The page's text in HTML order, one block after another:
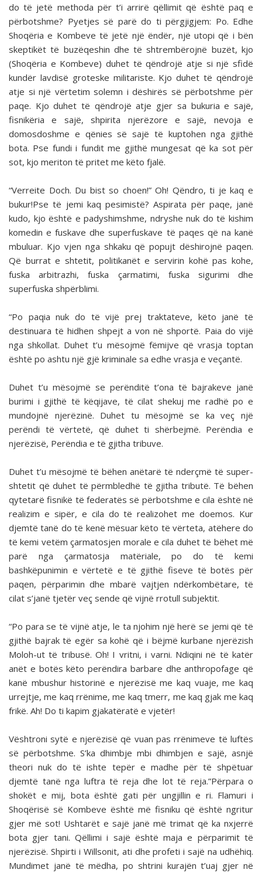
do të jetë methoda për t’i arrirë qëllimit që është paq e
përbotshme? Pyetjes së parë do ti përgjigjem: Po. Edhe
Shoqëria e Kombeve të jetë një ëndër, një utopi që i bën
skeptikët të buzëqeshin dhe të shtrembërojnë buzët, kjo
(Shoqëria e Kombeve) duhet të qëndrojë atje si një sfidë
kundër lavdisë groteske militariste. Kjo duhet të qëndrojë
atje si një vërtetim solemn i dëshirës së përbotshme për
paqe. Kjo duhet të qëndrojë atje gjer sa bukuria e sajë,
fisnikëria e sajë, shpirita njerëzore e sajë, nevoja e
domosdoshme e qënies së sajë të kuptohen nga gjithë
bota. Pse fundi i fundit me gjithë mungesat që ka sot për
sot, kjo meriton të pritet me këto fjalë.
“Verreite Doch. Du bist so choen!” Oh! Qëndro, ti je kaq e
bukur!Pse të jemi kaq pesimistë? Aspirata për paqe, janë
kudo, kjo është e padyshimshme, ndryshe nuk do të kishim
komedin e fuskave dhe superfuskave të paqes që na kanë
mbuluar. Kjo vjen nga shkaku që popujt dëshirojnë paqen.
Që burrat e shtetit, politikanët e servirin kohë pas kohe,
fuska arbitrazhi, fuska çarmatimi, fuska sigurimi dhe
superfuska shpërblimi.
“Po paqia nuk do të vijë prej traktateve, këto janë të
destinuara të hidhen shpejt a von në shportë. Paia do vijë
nga shkollat. Duhet t’u mësojmë fëmijve që vrasja toptan
është po ashtu një gjë kriminale sa edhe vrasja e veçantë.
Duhet t’u mësojmë se perënditë t’ona të bajrakeve janë
burimi i gjithë të këqijave, të cilat shekuj me radhë po e
mundojnë njerëzinë. Duhet tu mësojmë se ka veç një
perëndi të vërtetë, që duhet ti shërbejmë. Perëndia e
njerëzisë, Perëndia e të gjitha tribuve.
Duhet t’u mësojmë të bëhen anëtarë të nderçmë të super-
shtetit që duhet të përmbledhë të gjitha tributë. Të bëhen
qytetarë fisnikë të federatës së përbotshme e cila është në
realizim e sipër, e cila do të realizohet me doemos. Kur
djemtë tanë do të kenë mësuar këto të vërteta, atëhere do
të kemi vetëm çarmatosjen morale e cila duhet të bëhet më
parë nga çarmatosja matëriale, po do të kemi
bashkëpunimin e vërtetë e të gjithë fiseve të botës për
paqen, përparimin dhe mbarë vajtjen ndërkombëtare, të
cilat s’janë tjetër veç sende që vijnë rrotull subjektit.
“Po para se të vijnë atje, le ta njohim një herë se jemi që të
gjithë bajrak të egër sa kohë që i bëjmë kurbane njerëzish
Moloh-ut të tribusë. Oh! I vritni, i varni. Ndiqini në të katër
anët e botës këto perëndira barbare dhe anthropofage që
kanë mbushur historinë e njerëzisë me kaq vuaje, me kaq
urrejtje, me kaq rrënime, me kaq tmerr, me kaq gjak me kaq
frikë. Ah! Do ti kapim gjakatëratë e vjetër!
Vështroni sytë e njerëzisë që vuan pas rrënimeve të luftës
së përbotshme. S’ka dhimbje mbi dhimbjen e sajë, asnjë
theori nuk do të ishte tepër e madhe për të shpëtuar
djemtë tanë nga luftra të reja dhe lot të reja.”Përpara o
shokët e mij, bota është gati për ungjillin e ri. Flamuri i
Shoqërisë së Kombeve është më fisniku që është ngritur
gjer më sot! Ushtarët e sajë janë më trimat që ka nxjerrë
bota gjer tani. Qëllimi i sajë është maja e përparimit të
njerëzisë. Shpirti i Willsonit, ati dhe profeti i sajë na udhëhiq.
Mundimet janë të mëdha, po shtrini kurajën t’uaj gjer në